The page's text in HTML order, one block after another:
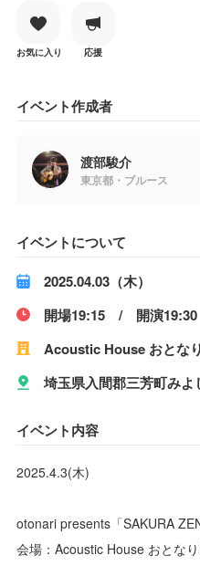
お気に入り 応援
イベント作成者
渡部駿介
東京都・ブルース
イベントについて
2025.04.03（木）
開場19:15 / 開演19:30
Acoustic House おとなり
埼玉県入間郡三芳町みよ
イベント内容
2025.4.3(木)
otonari presents「SAKURA
会場：Acoustic House おとな